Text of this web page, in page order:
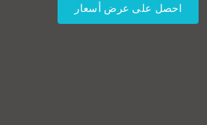
احصل على عرض أسعار